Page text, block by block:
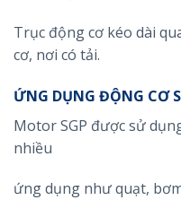
Trục động cơ kéo dài
cơ, nơi có tải.
ỨNG DỤNG ĐỘNG CƠ
Motor SGP được sử
nhiều
ứng dụng như quạt,